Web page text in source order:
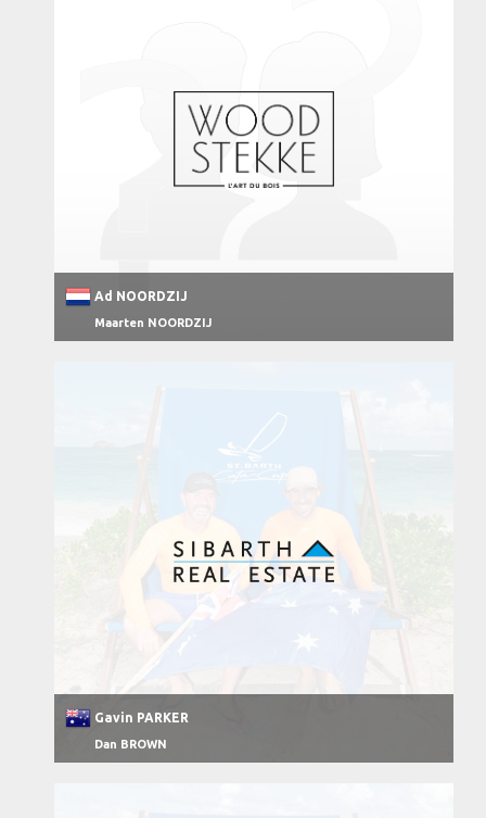
Ad NOORDZIJ
Maarten NOORDZIJ
Gavin PARKER
Dan BROWN